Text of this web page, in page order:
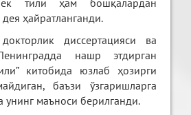
тили ҳам бошқалардан
ҳайратланганди.
диссертацияси ва
нашр этдирган
китобида юзлаб ҳозирги
баъзи ўзгаришларга
унинг маъноси берилганди.